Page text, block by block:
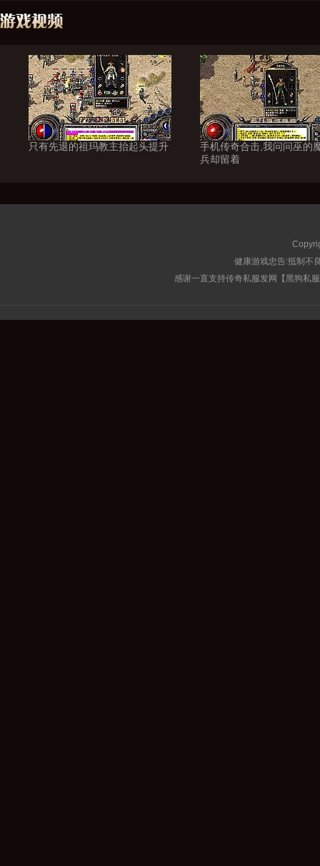
只有先退的祖玛教主抬起头提升
手机传奇合击,我问问巫的
兵却留着
健康游戏忠告:抵制不
感谢一直支持传奇私服发网【黑狗私